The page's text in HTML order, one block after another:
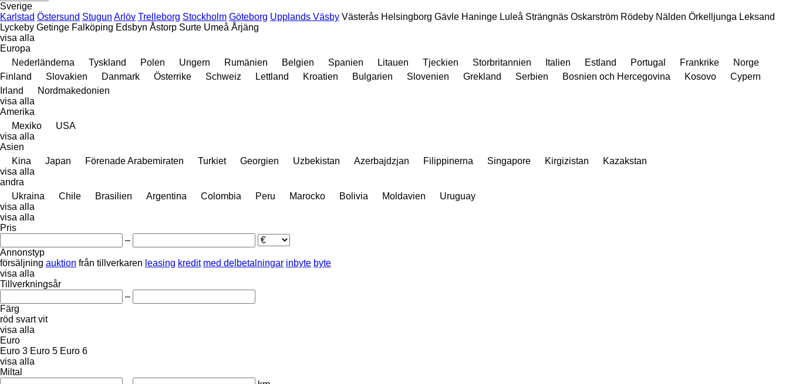
Sverige
Karlstad Östersund Stugun Arlöv Trelleborg Stockholm Göteborg Upplands Väsby Västerås Helsingborg Gävle Haninge Luleå Strängnäs Oskarström Rödeby Nälden Örkelljunga Leksand
Lyckeby Getinge Falköping Edsbyn Åstorp Surte Umeå Årjäng
visa alla
Europa
Nederländerna
Tyskland Polen Ungern Rumänien Belgien Spanien Litauen Tjeckien Storbritannien Italien Estland Portugal Frankrike
Norge
Finland
Slovakien Danmark Österrike Schweiz Lettland Kroatien Bulgarien Slovenien Grekland Serbien Bosnien och Hercegovina Kosovo
Cypern
Irland
Nordmakedonien
visa alla
Amerika
Mexiko
USA
visa alla
Asien
Kina
Japan Förenade Arabemiraten Turkiet Georgien Uzbekistan Azerbajdzjan Filippinerna Singapore Kirgizistan
Kazakstan
visa alla
andra
Ukraina
Chile Brasilien Argentina Colombia Peru Marocko Bolivia Moldavien
Uruguay
visa alla
visa alla
Pris
–
Annonstyp
försäljning auktion från tillverkaren leasing kredit med delbetalningar inbyte byte
visa alla
Tillverkningsår
–
Färg
röd svart vit
visa alla
Euro
Euro 3 Euro 5 Euro 6
visa alla
Miltal